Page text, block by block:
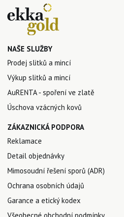
NAŠE SLUŽBY
Prodej slitků a mincí
Výkup slitků a mincí
AuRENTA - spoření ve zlatě
Úschova vzácných kovů
ZÁKAZNICKÁ PODPORA
Reklamace
Detail objednávky
Mimosoudní řešení sporů (ADR)
Ochrana osobních údajů
Garance a etický kodex
Všeobecné obchodní podmínky